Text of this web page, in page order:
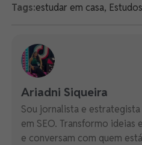
Tags:estudar em casa, Estudos
Ariadni Siqueira
Sou jornalista e
em SEO. Transformo ideias
e conversam com quem